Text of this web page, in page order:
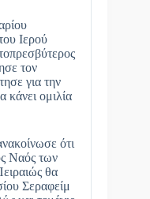
Ιερού
τον
για την
ομιλία
ότι
Ναός των
θα
Σεραφείμ